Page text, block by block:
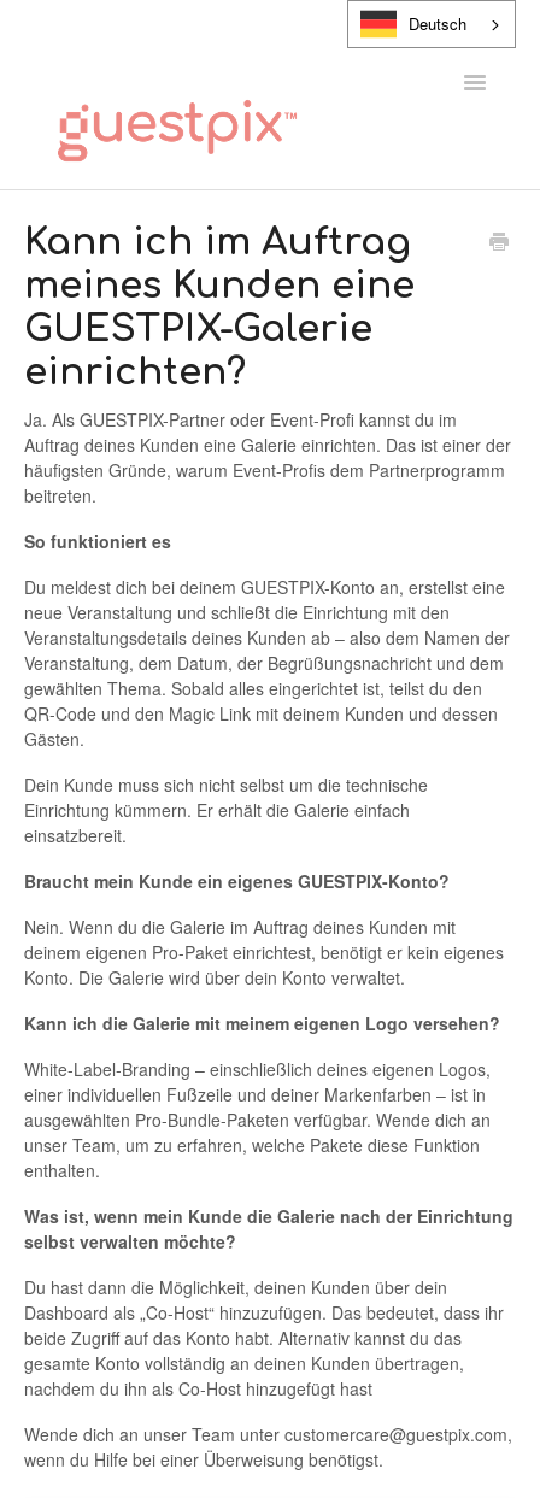
Deutsch
KONTAKT
Kann ich im Auftrag
meines Kunden eine
GUESTPIX-Galerie
einrichten?
Ja. Als GUESTPIX-Partner oder Event-Profi kannst du im
Auftrag deines Kunden eine Galerie einrichten. Das ist einer der
häufigsten Gründe, warum Event-Profis dem Partnerprogramm
beitreten.
So funktioniert es
Du meldest dich bei deinem GUESTPIX-Konto an, erstellst eine
neue Veranstaltung und schließt die Einrichtung mit den
Veranstaltungsdetails deines Kunden ab – also dem Namen der
Veranstaltung, dem Datum, der Begrüßungsnachricht und dem
gewählten Thema. Sobald alles eingerichtet ist, teilst du den
QR-Code und den Magic Link mit deinem Kunden und dessen
Gästen.
Dein Kunde muss sich nicht selbst um die technische
Einrichtung kümmern. Er erhält die Galerie einfach
einsatzbereit.
Braucht mein Kunde ein eigenes GUESTPIX-Konto?
Nein. Wenn du die Galerie im Auftrag deines Kunden mit
deinem eigenen Pro-Paket einrichtest, benötigt er kein eigenes
Konto. Die Galerie wird über dein Konto verwaltet.
Kann ich die Galerie mit meinem eigenen Logo versehen?
White-Label-Branding – einschließlich deines eigenen Logos,
einer individuellen Fußzeile und deiner Markenfarben – ist in
ausgewählten Pro-Bundle-Paketen verfügbar. Wende dich an
unser Team, um zu erfahren, welche Pakete diese Funktion
enthalten.
Was ist, wenn mein Kunde die Galerie nach der Einrichtung
selbst verwalten möchte?
Du hast dann die Möglichkeit, deinen Kunden über dein
Dashboard als „Co-Host“ hinzuzufügen. Das bedeutet, dass ihr
beide Zugriff auf das Konto habt. Alternativ kannst du das
gesamte Konto vollständig an deinen Kunden übertragen,
nachdem du ihn als Co-Host hinzugefügt hast
Wende dich an unser Team unter customercare@guestpix.com,
wenn du Hilfe bei einer Überweisung benötigst.